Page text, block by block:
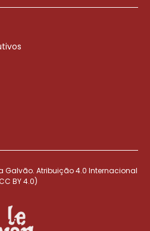
Galvão. Atribuição 4.0 Internacional
BY 4.0)